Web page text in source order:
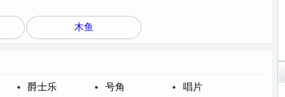
木鱼
爵士乐 号角 唱片